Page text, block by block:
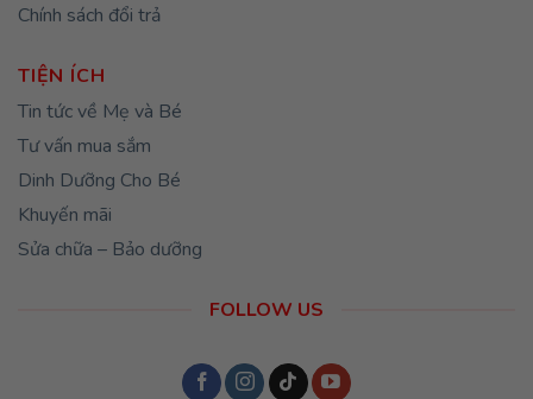
Chính sách đổi trả
TIỆN ÍCH
Tin tức về Mẹ và Bé
Tư vấn mua sắm
Dinh Dưỡng Cho Bé
Khuyến mãi
Sửa chữa – Bảo dưỡng
FOLLOW US